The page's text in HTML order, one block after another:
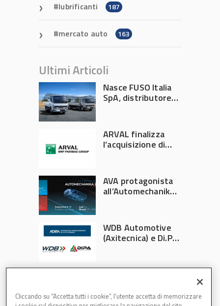
lubrificanti 187
mercato auto 163
Ultimi Articoli
Nasce FUSO Italia
SpA, distributore
ARVAL finalizza
l’acquisizione di
AVA protagonista
all’Automechanika
WDB Automotive
(Axitecnica) e Di.Pa.
Cliccando su “Accetta tutti i cookie”, l'utente accetta di memorizzare